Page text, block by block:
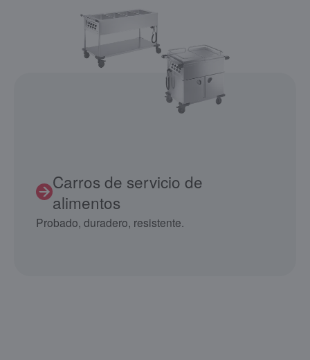
Carros de servicio de
alimentos
Probado, duradero, resistente.